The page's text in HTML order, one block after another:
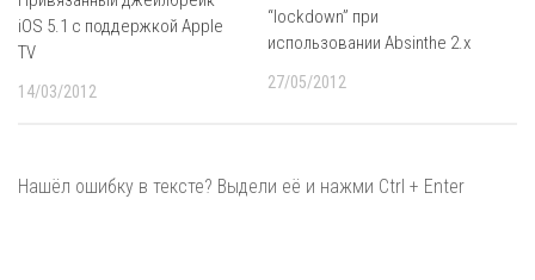
iOS 5.1 с поддержкой Apple
TV
14/03/2012
“lockdown” при
использовании Absinthe 2.x
27/05/2012
Нашёл ошибку в тексте? Выдели её и нажми Ctrl + Enter